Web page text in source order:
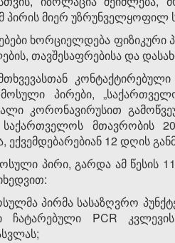
პირის მიერ
ხორციელდება
თავშესაფრებისა და
პირები,
კორონავირუსით
საქართველოს
ექვემდებარებიან 12 დღის
პირი, გარდა ამ წესის
პირმა სასაზღვრო
ჩატარებული PCR